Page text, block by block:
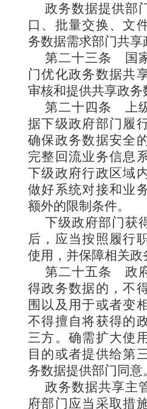
政务数据提供部
口、批量交换、文
务数据需求部门共享
第二十三条
国
门优化政务数据共
审核和提供共享政务
第二十四条
上
据下级政府部门履
确保政务数据安全
完整回流业务信息
下级政府行政区域
做好系统对接和业
额外的限制条件。
下级政府部门获
后，应当按照履行
使用，并保障相关政
第二十五条 政
得政务数据的，不
围以及用于或者变
不得擅自将获得的
三方。确需扩大使
目的或者提供给第
务数据提供部门同意
政务数据共享主
府部门应当采取措